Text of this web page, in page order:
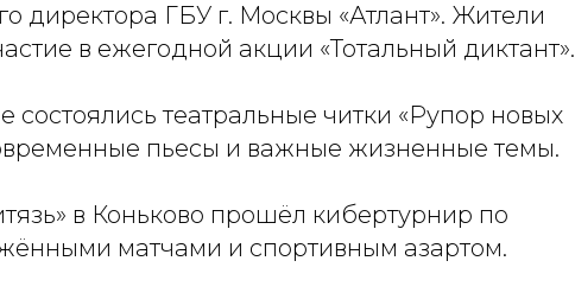
директора ГБУ г. Москвы «Атлант». Жители
в ежегодной акции «Тотальный диктант».
театральные читки «Рупор новых
пьесы и важные жизненные темы.
в Коньково прошёл кибертурнир по
матчами и спортивным азартом.